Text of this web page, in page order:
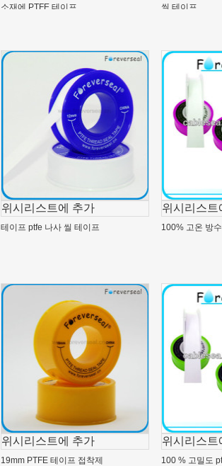
소재에 PTFE 테이프
씰 테이프
위시리스트에 추가
테이프 ptfe 나사 씰 테이프
위시리스트
100% 고온 방
위시리스트에 추가
19mm PTFE 테이프 접착제
위시리스트
100 % 고밀도